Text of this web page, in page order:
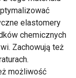
elastomery
chemicznych
Zachowują też
możliwość